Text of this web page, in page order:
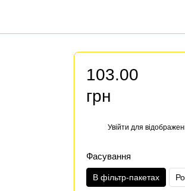
103.00
грн
Увійти для
Фасування
В фільтр-пакетах